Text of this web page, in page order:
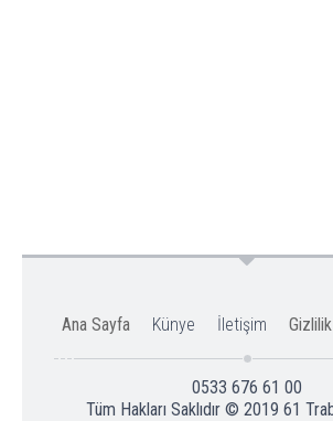
Ana Sayfa Künye İletişim
0533 676 61 00
Tüm Hakları Saklıdır © 2019 61